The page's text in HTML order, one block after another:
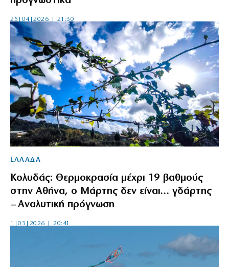
25|04|2026 | 21:30
ΕΛΛΑΔΑ
Κολυδάς: Θερμοκρασία μέχρι 19 βαθμούς
στην Αθήνα, ο Μάρτης δεν είναι… γδάρτης
– Αναλυτική πρόγνωση
1|03|2026 | 20:41